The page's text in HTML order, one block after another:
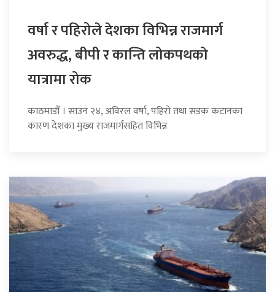
वर्षा र पहिरोले देशका विभिन्न राजमार्ग
अवरुद्ध, बीपी र कान्ति लोकपथको
यात्रामा रोक
काठमाडौँ । साउन २४, अविरल वर्षा, पहिरो तथा सडक कटानका
कारण देशका मुख्य राजमार्गसहित विभिन्न